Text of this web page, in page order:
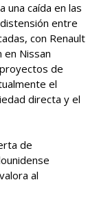
una caída en las
entre
con Renault
en Nissan
de
el
directa y el
de
al